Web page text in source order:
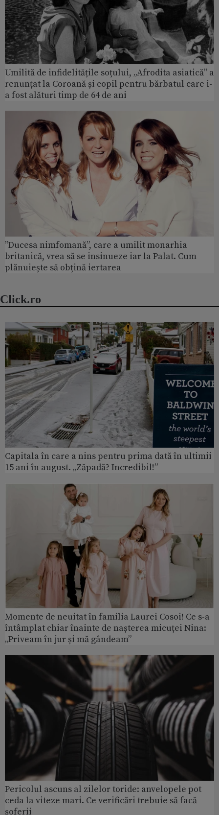
Umilită de infidelitățile soțului, „Afrodita asiatică” a
renunțat la Coroană și copil pentru bărbatul care i-
a fost alături timp de 64 de ani
”Ducesa nimfomană”, care a umilit monarhia
britanică, vrea să se insinueze iar la Palat. Cum
plănuiește să obțină iertarea
Click.ro
Capitala în care a nins pentru prima dată în ultimii
15 ani în august. „Zăpadă? Incredibil!”
Momente de neuitat în familia Laurei Cosoi! Ce s-a
întâmplat chiar înainte de nașterea micuței Nina:
„Priveam în jur și mă gândeam”
Pericolul ascuns al zilelor toride: anvelopele pot
ceda la viteze mari. Ce verificări trebuie să facă
șoferii